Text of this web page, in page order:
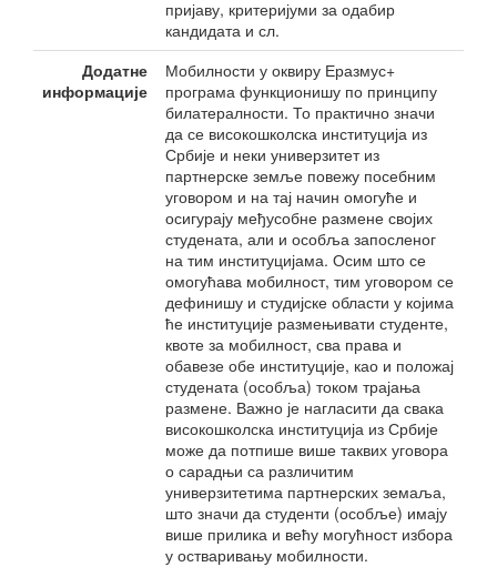
пријаву, критеријуми за одабир
кандидата и сл.
Додатне
информације
Мобилности у оквиру Еразмус+
програма функционишу по принципу
билатералности. То практично значи
да се високошколска институција из
Србије и неки универзитет из
партнерске земље повежу посебним
уговором и на тај начин омогуће и
осигурају међусобне размене својих
студената, али и особља запосленог
на тим институцијама. Осим што се
омогућава мобилност, тим уговором се
дефинишу и студијске области у којима
ће институције размењивати студенте,
квоте за мобилност, сва права и
обавезе обе институције, као и положај
студената (особља) током трајања
размене. Важно је нагласити да свака
високошколска институција из Србије
може да потпише више таквих уговора
о сарадњи са различитим
универзитетима партнерских земаља,
што значи да студенти (особље) имају
више прилика и већу могућност избора
у остваривању мобилности.